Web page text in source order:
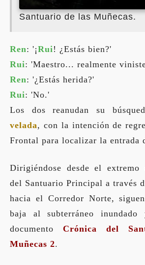
Santuario de las Muñecas.
Ren: '¡Rui ! ¿Estás bien?'
Rui: 'Maestro... realmente
Ren: '¿Estás herida?'
Rui: 'No.'
Los dos reanudan su
velada, con la intención de
Frontal para localizar la entrada
Dirigiéndose desde el
del Santuario Principal a través
hacia el Corredor Norte,
baja al subterráneo inundado
documento Crónica del
Muñecas 2.